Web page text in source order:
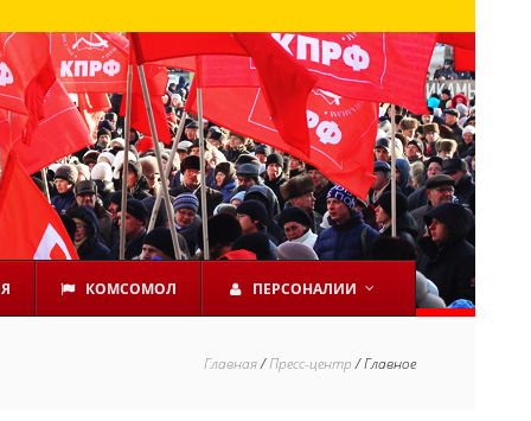
КОМСОМОЛ ПЕРСОНАЛИИ
Главная/Пресс-центр/Главное